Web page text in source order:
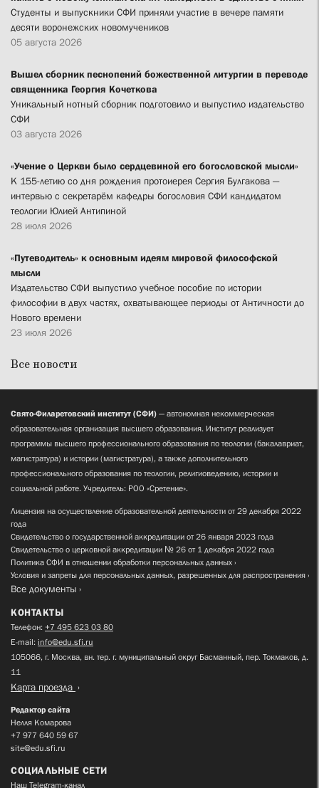
Студенты и выпускники СФИ приняли участие в вечере памяти
десяти воронежских новомучеников
05 августа 2026
Вышел сборник песнопений божественной литургии в переводе
священника Георгия Кочеткова
Уникальный нотный сборник подготовило и выпустило издательство
СФИ
03 августа 2026
«Учение о Церкви было сердцевиной его богословской мысли»
К 155-летию со дня рождения протоиерея Сергия Булгакова —
интервью с секретарём кафедры богословия СФИ кандидатом
теологии Юлией Антипиной
28 июля 2026
«Путеводитель» к основным идеям мировой философской
мысли
Издательство СФИ выпустило учебное пособие по истории
философии в двух частях, охватывающее периоды от Античности до
Нового времени
23 июля 2026
Все новости
Свято-Филаретовский институт (СФИ) — автономная некоммерческая
образовательная организация высшего образования. Институт реализует
программы высшего профессионального образования по теологии (бакалавриат,
магистратура) и истории (магистратура), а также дополнительного
профессионального образования по теологии, религиоведению, истории и
социальной работе. Учредитель: РОО «Сретение».
Лицензия на осуществление образовательной деятельности от 29 декабря 2022
года
Свидетельство о государственной аккредитации от 26 января 2023 года
Свидетельство о церковной аккредитации № 26 от 1 декабря 2022 года
Политика СФИ в отношении обработки персональных данных
Условия и запреты для персональных данных, разрешенных для распространения
Все документы
КОНТАКТЫ
Телефон: +7 495 623 03 80
E-mail: info@edu.sfi.ru
105066, г. Москва, вн. тер. г. муниципальный округ Басманный, пер. Токмаков, д.
11
Карта проезда
Редактор сайта
Нелля Комарова
+7 977 640 59 67
site@edu.sfi.ru
СОЦИАЛЬНЫЕ СЕТИ
Наш Telegram-канал